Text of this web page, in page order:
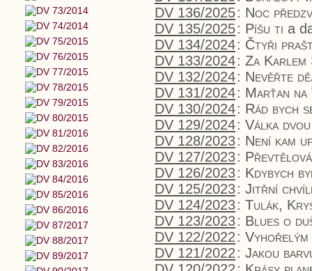
DV 136/2025: Noc
DV 135/2025: Píšu ti a
DV 134/2024: Čtyři
DV 133/2024: Za Karlem
DV 132/2024: Nevěřte
DV 131/2024: Marťan na
DV 130/2024: Rád bych
DV 129/2024: Válka
DV 128/2023: Není kam
DV 127/2023:
DV 126/2023: Kdybych
DV 125/2023: Jitřní
DV 124/2023: Tulák,
DV 123/2023: Blues o
DV 122/2022: Vyhořelým
DV 121/2022: Jakou